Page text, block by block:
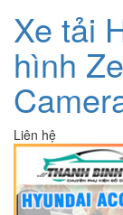
Xe tải
hình
Liên hệ